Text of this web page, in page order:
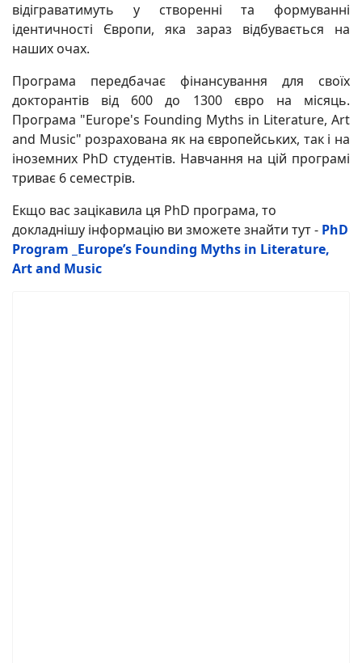
відіграватимуть у створенні та формуванні
ідентичності Європи, яка зараз відбувається на
наших очах.
Програма передбачає фінансування для своїх
докторантів від 600 до 1300 євро на місяць.
Програма "Europe's Founding Myths in Literature, Art
and Music" розрахована як на європейських, так і на
іноземних PhD студентів. Навчання на цій програмі
триває 6 семестрів.
Екщо вас зацікавила ця PhD програма, то
докладнішу інформацію ви зможете знайти тут - PhD
Program _Europe’s Founding Myths in Literature,
Art and Music